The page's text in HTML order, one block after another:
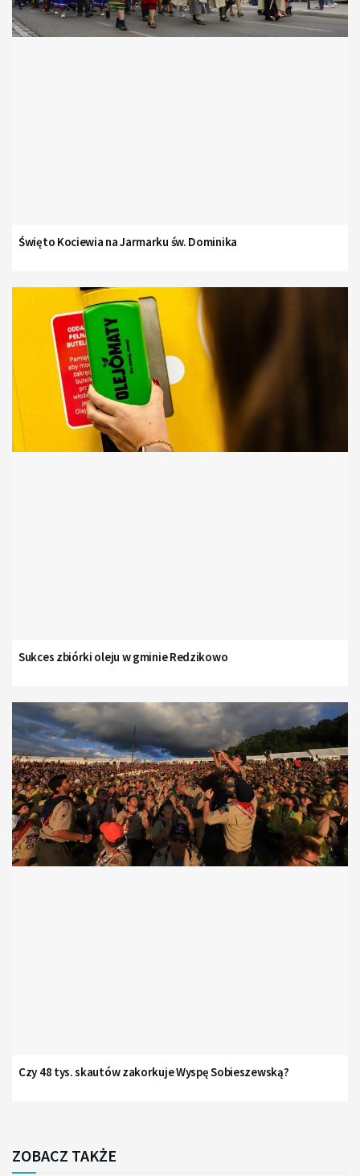
Święto Kociewia na Jarmarku św. Dominika
Sukces zbiórki oleju w gminie Redzikowo
Czy 48 tys. skautów zakorkuje Wyspę Sobieszewską?
ZOBACZ TAKŻE